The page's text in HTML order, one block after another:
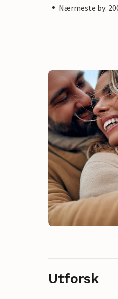
Nærmeste by:
Utforsk